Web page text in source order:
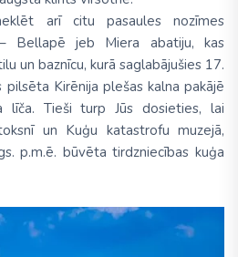
arī citu pasaules nozīmes
Bellapē jeb Miera abatiju, kas
un baznīcu, kurā saglabājušies 17.
Kirēnija plešas kalna pakājē
līča. Tieši turp Jūs dosieties, lai
un Kuģu katastrofu muzejā,
p.m.ē. būvēta tirdzniecības kuģa